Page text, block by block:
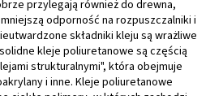
przylegają również do drewna,
odporność na rozpuszczalniki i
składniki kleju są wrażliwe
kleje poliuretanowe są częścią
strukturalnymi", która obejmuje
i inne. Kleje poliuretanowe